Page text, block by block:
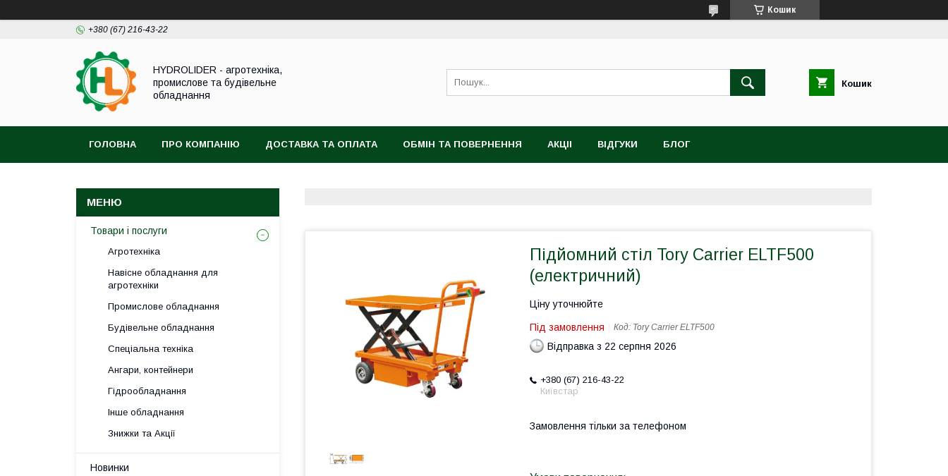
Кошик
+380 (67) 216-43-22
HYDROLIDER - агротехніка,
промислове та будівельне
обладнання
Кошик
ГОЛОВНА ПРО КОМПАНІЮ ДОСТАВКА ТА ОПЛАТА ОБМІН ТА ПОВЕРНЕННЯ АКЦІІ ВІДГУКИ БЛОГ
Підйомний стіл Tory Carrier ELTF500
(електричний)
Ціну уточнюйте
Під замовлення Код: Tory Carrier ELTF500
Відправка з 22 серпня 2026
+380 (67) 216-43-22
Київстар
Замовлення тільки за телефоном
Товари і послуги
Агротехніка
Навісне обладнання для
агротехніки
Промислове обладнання
Будівельне обладнання
Спеціальна техніка
Ангари, контейнери
Гідрообладнання
Інше обладнання
Знижки та Акції
Новинки